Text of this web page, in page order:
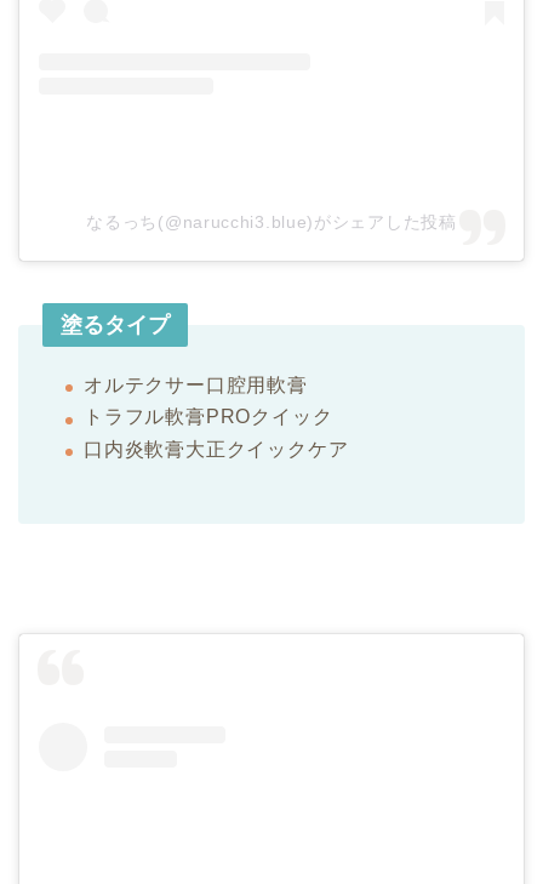
なるっち(@narucchi3.blue)がシェアした投稿
塗るタイプ
オルテクサー口腔用軟膏
トラフル軟膏PROクイック
口内炎軟膏大正クイックケア